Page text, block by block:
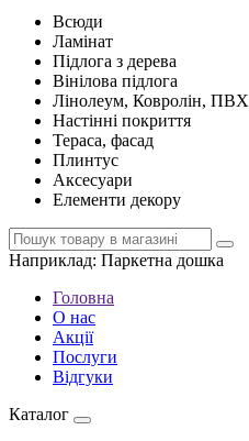
Всюди
Ламінат
Підлога з дерева
Вінілова підлога
Лінолеум, Ковролін, ПВХ
Настінні покриття
Тераса, фасад
Плинтус
Аксесуари
Елементи декору
Наприклад: Паркетна дошка
Головна
О нас
Акції
Послуги
Відгуки
Каталог